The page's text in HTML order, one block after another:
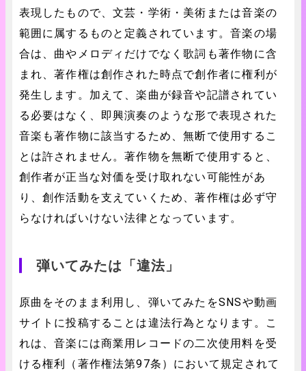
表現したもので、文芸・学術・美術または音楽の
範囲に属するものと定義されています。音楽の場
合は、曲やメロディだけでなく歌詞も著作物に含
まれ、著作権は創作された時点で創作者に権利が
発生します。加えて、楽曲が録音や記譜されてい
る必要はなく、即興演奏のような形で表現された
音楽も著作物に該当するため、無断で使用するこ
とは許されません。著作物を無断で使用すると、
創作者が正当な対価を受け取れない可能性があ
り、創作活動を支えていくため、著作権は必ず守
らなければいけない法律となっています。
弾いてみたは「違法」
原曲をそのまま利用し、弾いてみたをSNSや動画
サイトに投稿することは違法行為となります。こ
れは、音楽には商業用レコードの二次使用料を受
ける権利（著作権法第97条）において規定されて